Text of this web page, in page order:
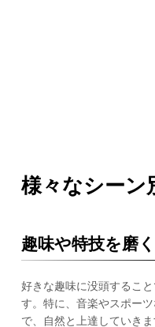
様々なシーン
趣味や特技を磨
好きな趣味に没頭するこ
す。特に、音楽やスポー
で、自然と上達していきま